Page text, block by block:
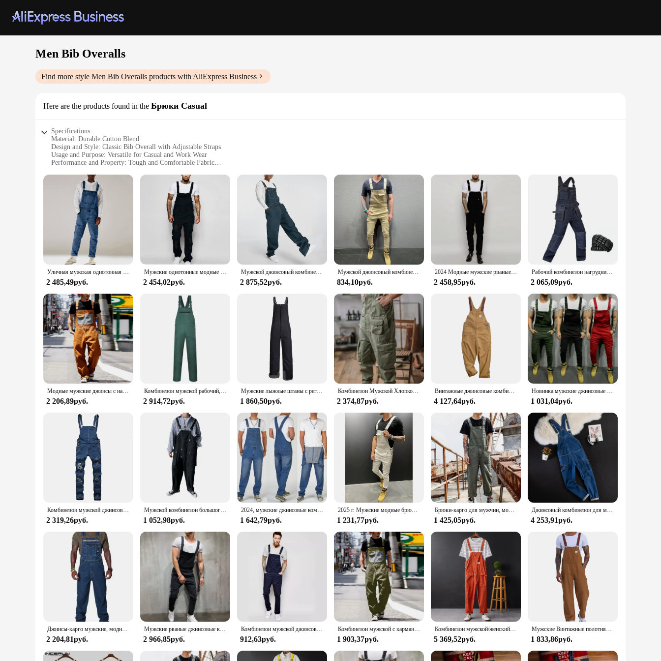
Men Bib Overalls
Find more style Men Bib Overalls products with AliExpress Business
Here are the products found in the Брюки Casual
Specifications:
Material: Durable Cotton Blend
Design and Style: Classic Bib Overall with Adjustable Straps
Usage and Purpose: Versatile for Casual and Work Wear
Performance and Property: Tough and Comfortable Fabric
Applicable People: Ideal for Men Seeking Functional and Stylish Attire
Features:
|Wholesale|Vendors|
**Unmatched Comfort and Durability**
Crafted from a premium cotton blend, these Men Bib Overalls are designed to withstand the rigors of daily wear while providing unmatched comfort. The classic design features adjustable straps,
ensuring a perfect fit for a variety of body types. Whether you're working in the field or looking for a casual, rugged style, these overalls are versatile enough to suit any occasion.
**Versatile and Practical for Everyday Use**
These Men Bib Overalls are not just about style; they're also about practicality. The robust fabric resists wear and tear, making them a reliable choice for both work and leisure. The adjustable straps
and multiple pockets provide ample storage space for tools and essentials, making them an ideal choice for those who value functionality. Whether you're a contractor, a farmer, or simply someone who
appreciates the casual, utilitarian look, these overalls are a staple in any wardrobe.
**Adaptable and Stylish for Every Occasion**
Understanding the need for adaptability, these Men Bib Overalls come in a range of sizes and weights to accommodate different body types and preferences. The classic design ensures that they can be
styled with a variety of shirts and footwear, making them a versatile addition to any wardrobe. Whether you're looking for a casual outfit for a weekend outing or something more rugged for a
workday, these overalls are the perfect blend of style and practicality. They are not just a garment; they are a statement of durability and timeless fashion.
Уличная мужская однотонная джинсовая комбинезон с несколькими карманами, повседневный джинсовый комбинезон, модные мужские длинные брюки на подтяжках
2 485,49руб.
Мужские однотонные модные джинсовые комбинезоны с карманами, свободные джинсы на подтяжках, брюки, мужской повседневный классический повседневный комбинезон, осень-зима
2 454,02руб.
Мужской джинсовый комбинезон на подтяжках в американском стиле ретро износостойкий мешковатый комбинезон с карманами-лодочкой для мужчин Уличная одежда джинсы с широкими штанинами
2 875,52руб.
Мужской джинсовый комбинезон-комбинезон, комбинезоны, мотобайкерские джинсы, брюки, брюки, мужские повседневные комбинезоны больших размеров
834,10руб.
2024 Модные мужские рваные джинсовые комбинезоны длиной до щиколотки с принтом букв комбинезон из потертого денима комбинезон для мужчин брюки на подтяжках
2 458,95руб.
Рабочий комбинезон нагрудник для мужчин, защитный комбинезон для ремонтников, комбинезоны с ремешками, брюки, рабочая униформа, комбинезоны, бесплатная доставка
2 065,09руб.
Модные мужские джинсы с нагрудником, комбинезон больших размеров, уличная одежда, однотонные карманы, свободные ремешки, подтяжки, тренировочные брюки, брюки-карго
2 206,89руб.
Комбинезон мужской рабочий, защитный Полукомбинезон на бретелях, Униформа с несколькими карманами, рабочие брюки без рукавов, 5xl
2 914,72руб.
Мужские лыжные штаны с регулируемым плечевым ремнем, водонепроницаемые, ветрозащитные, зимние, с металлической молнией, теплые комбинезоны для сноуборда, зимние нагрудники, мужская одежда
1 860,50руб.
Комбинезон Мужской Хлопковый в стиле ретро, свободный моющийся Ромпер, всесезонные мешковатые штаны, нагрудники, в американском стиле
2 374,87руб.
Винтажные джинсовые комбинезоны, мужские комбинезоны, рабочие брюки-карго, мешковатые нагрудники, джинсовые комбинезоны с контрастной строчкой, брюки со строчкой
4 127,64руб.
Новинка мужские джинсовые комбинезоны брюки комбинезон брюки
1 031,04руб.
Комбинезон мужской джинсовый в стиле Хай-стрит, модные рваные Комбинезоны из потертого денима, брюки на подтяжках, размер S-XXXL
2 319,26руб.
Мужской комбинезон большого размера, комбинезон нагрудник с несколькими карманами, комбинезон-карго в стиле ретро, уличная одежда, мужские комбинезоны на подтяжках
1 052,98руб.
2024, мужские джинсовые комбинезоны, брюки-карго для мужчин, модные джинсы-комбинезоны, комбинезон, брюки большого размера, одежда, мужская прямая уличная одежда
1 642,79руб.
2025 г. Мужские модные брюки-карго с несколькими карманами, комбинезоны нагрудник, модные тонкие повседневные комбинезоны, мотобайкерские брюки, мужские уличные брюки
1 231,77руб.
Брюки-карго для мужчин, модный мужской комбинезон, модный непринужденный повседневный комбинезон, хлопковые легкие комбинезоны с модными свободными брюками
1 425,05руб.
Джинсовый комбинезон для мужчин, прямые джинсовые брюки в стиле хип-хоп, брюки-карго с большими карманами в Корейском стиле, повседневная одежда
4 253,91руб.
Джинсы-карго мужские, модный джинсовый комбинезон, брюки-оверсайз, прямая уличная одежда
2 204,81руб.
Мужские рваные джинсовые комбинезоны, Комбинезоны из потертого денима, комбинезон с нагрудником, мужские облегающие рваные брюки до колена на подтяжках, Комбинезоны
2 966,85руб.
Комбинезон мужской джинсовый с карманами, модный однотонный Свободный Повседневный Классический брючный костюм на подтяжках, 2024
912,63руб.
Комбинезон мужской с карманами, Модный повседневный однотонный комбинезон с вареным эффектом, Свободные тренировочные штаны с регулируемыми лямками, уличная одежда
1 903,37руб.
Комбинезон мужской/женский однотонный на подтяжках, повседневный джоггеры с несколькими карманами, модная уличная одежда, комбинезон-карго, лето 2023
5 369,52руб.
Мужские Винтажные полотняные брюки-карго, в японском стиле
1 833,86руб.